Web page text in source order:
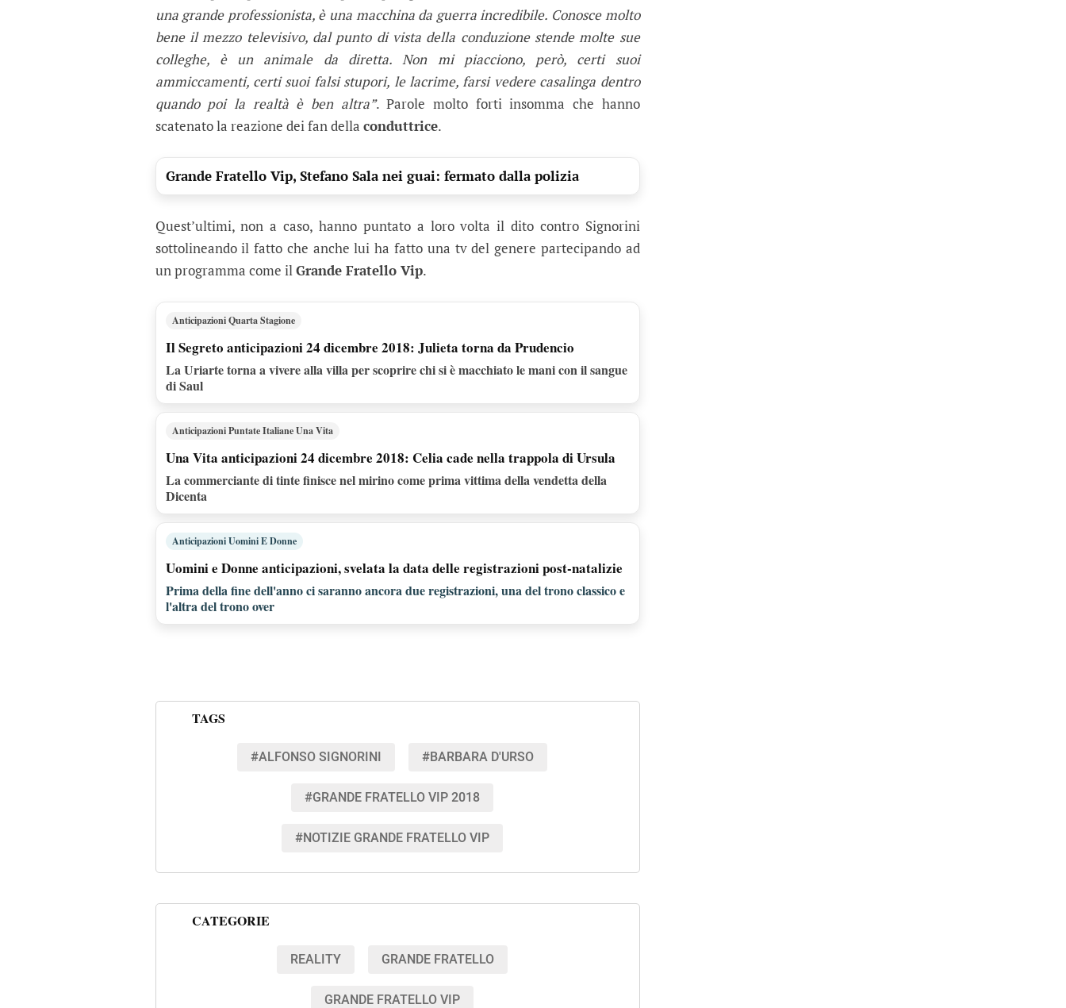
una grande professionista, è una macchina da guerra incredibile. Conosce molto
bene il mezzo televisivo, dal punto di vista della conduzione stende molte sue
colleghe, è un animale da diretta. Non mi piacciono, però, certi suoi
ammiccamenti, certi suoi falsi stupori, le lacrime, farsi vedere casalinga dentro
quando poi la realtà è ben altra”. Parole molto forti insomma che hanno
scatenato la reazione dei fan della conduttrice.
Grande Fratello Vip, Stefano Sala nei guai: fermato dalla polizia
Quest’ultimi, non a caso, hanno puntato a loro volta il dito contro Signorini
sottolineando il fatto che anche lui ha fatto una tv del genere partecipando ad
un programma come ilGrande Fratello Vip.
Anticipazioni Quarta Stagione
Il Segreto anticipazioni 24 dicembre 2018: Julieta torna da Prudencio
La Uriarte torna a vivere alla villa per scoprire chi si è macchiato le mani con il sangue
di Saul
Anticipazioni Puntate Italiane Una Vita
Una Vita anticipazioni 24 dicembre 2018: Celia cade nella trappola di Ursula
La commerciante di tinte finisce nel mirino come prima vittima della vendetta della
Dicenta
Anticipazioni Uomini E Donne
Uomini e Donne anticipazioni, svelata la data delle registrazioni post-natalizie
Prima della fine dell'anno ci saranno ancora due registrazioni, una del trono classico e
l'altra del trono over
TAGS
#ALFONSO SIGNORINI #BARBARA D'URSO
#GRANDE FRATELLO VIP 2018
#NOTIZIE GRANDE FRATELLO VIP
CATEGORIE
REALITY GRANDE FRATELLO
GRANDE FRATELLO VIP